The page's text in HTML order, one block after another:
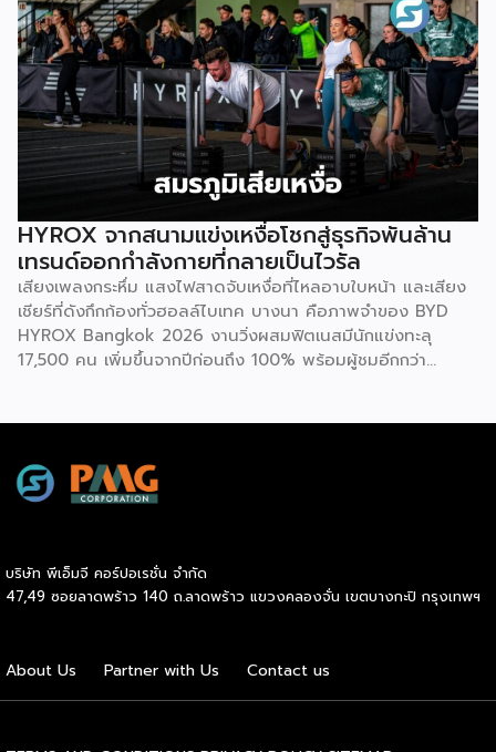
ประมาณตัวเอง […]
ใหม่ แจกโบนัสสุขภาพเป็นโบนัสก้อนที่สองเพิ่มเติมจากโบนัสปกติ
เพื่อสร้างแรงจูงใจให้พนักงานหันมาใส่ใจสุขภาพอย่างจริงจัง และ
ผลักดันบิทคับให้เป็นองค์กรยุคใหม่ที่ขับเคลื่อนด้วยคุณภาพควบคู่
ไปกับสุขภาวะที่ดี นโยบายดังกล่าวขับเคลื่อนผ่านโครงการ
“Bitkuber Longevity Journey Program” ซึ่งเปิดให้พนักงาน
เข้าร่วมตามความสมัครใจ โดยจะวัดผลจากการเปลี่ยนแปลง
สุขภาพเป็นรายบุคคลเปรียบเทียบช่วงต้นปีและปลายปี เปิดโอกาส
ให้ทุกคนมีสิทธิ์ได้รับโบนัสเท่าเทียมกัน ไม่ว่าจะเป็นกลุ่มผู้เริ่มต้นที่
พัฒนาสุขภาพให้ดีขึ้น หรือกลุ่มคนรักสุขภาพที่สามารถรักษา
มาตรฐานที่ดีไว้ได้ โดยเกณฑ์การประเมินจะมุ่งเน้นไปที่การป้องกัน
โรคในกลุ่มคนทำงานออฟฟิศ ครอบคลุม 3 ด้าน 6 ตัวชี้วัด ได้แก่
1.ด้านระบบเผาผลาญ ประเมินค่าสมดุลระหว่างไขมันสะสมกับไข
มันที่ช่วยทำความสะอาดหลอดเลือด (Triglyceride-to-HDL
ratio) ระดับไขมันที่เกาะตามอวัยวะภายในช่องท้อง (Visceral Fat
Rating) และวัดค่าคอเลสเตอรอลชนิดไขมันไม่ดี (LDL) 2.ด้าน
HYROX จากสนามแข่งเหงื่อโชกสู่ธุรกิจพันล้าน
เทรนด์ออกกำลังกายที่กลายเป็นไวรัล
เสียงเพลงกระหึ่ม แสงไฟสาดจับเหงื่อที่ไหลอาบใบหน้า และเสียง
เชียร์ที่ดังกึกก้องทั่วฮอลล์ไบเทค บางนา คือภาพจำของ BYD
HYROX Bangkok 2026 งานวิ่งผสมฟิตเนสมีนักแข่งทะลุ
17,500 คน เพิ่มขึ้นจากปีก่อนถึง 100% พร้อมผู้ชมอีกกว่า
แต่คือปรากฏการณ์ที่กำลังเปลี่ยนภูมิทัศน์ของอุตสาหกรรม
Wellness ทั่วโลก และกำลังสร้างโอกาสทางธุรกิจมหาศาลให้กับผู้
โอลิมปิก ซึ่งรูปแบบการแข่งขันจะเป็นมาตรฐานเดียวกันทั่วโลก
คือวิ่งสลับกับสถานีออกกำลังกาย 8 จุด ระยะทางรวม 8
บริษัท พีเอ็มจี คอร์ปอเรชั่น จำกัด
47,49 ซอยลาดพร้าว 140 ถ.ลาดพร้าว แขวงคลองจั่น เขตบางกะปิ กรุงเทพฯ
About Us Partner with Us Contact us